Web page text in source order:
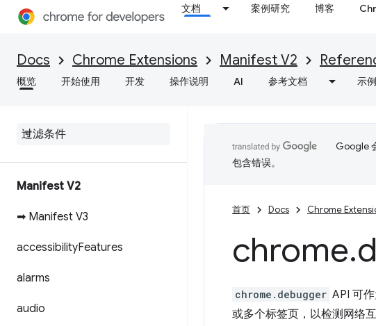
文档 案例研究 博客
Docs Chrome Extensions Manifest V2
概览 开始使用 开发 操作说明 AI 参考文档 示例
Manifest V2
➡ Manifest V3
accessibilityFeatures
alarms
audio
Google
包含错误。
首页 Docs Chrome
chrome.
chrome.debugger API 可
或多个标签页，以检测网络